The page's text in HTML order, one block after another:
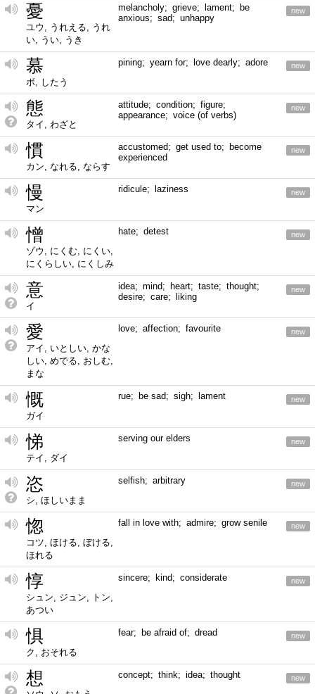
憂
ユウ, うれえる, うれ
い, うい, うき
melancholy; grieve; lament; be
anxious; sad; unhappy
new
慕
ボ, したう
pining; yearn for; love dearly; adore new
態
タイ, わざと
attitude; condition; figure;
appearance; voice (of verbs)
new
慣
カン, なれる, ならす
accustomed; get used to; become
experienced
new
慢
マン
ridicule; laziness new
憎
ゾウ, にくむ, にくい,
にくらしい, にくしみ
hate; detest new
意
イ
idea; mind; heart; taste; thought;
desire; care; liking
new
愛
アイ, いとしい, かな
しい, めでる, おしむ,
まな
love; affection; favourite new
慨
ガイ
rue; be sad; sigh; lament new
悌
テイ, ダイ
serving our elders new
恣
シ, ほしいまま
selfish; arbitrary new
惚
コツ, ほける, ぼける,
ほれる
fall in love with; admire; grow senile new
惇
シュン, ジュン, トン,
あつい
sincere; kind; considerate new
惧
ク, おそれる
fear; be afraid of; dread new
想 concept; think; idea; thought new